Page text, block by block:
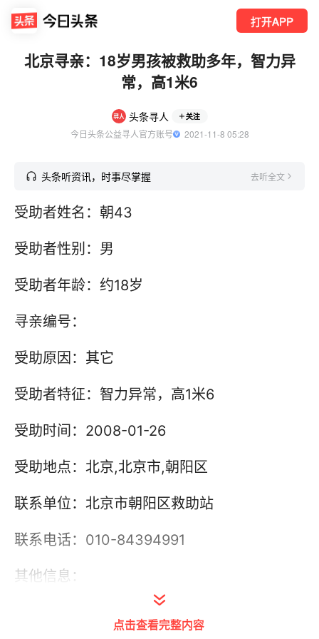
打开APP
北京寻亲：18岁男孩被救助多年，智力异
常，高1米6
头条寻人 关注
今日头条公益寻人官方账号
  2021-11-8 05:28
头条听资讯，时事尽掌握 去听全文
受助者姓名：朝43
受助者性别：男
受助者年龄：约18岁
寻亲编号：
受助原因：其它
受助者特征：智力异常，高1米6
受助时间：2008-01-26
受助地点：北京,北京市,朝阳区
联系单位：北京市朝阳区救助站
联系电话：010-84394991
其他信息：
点击查看完整内容